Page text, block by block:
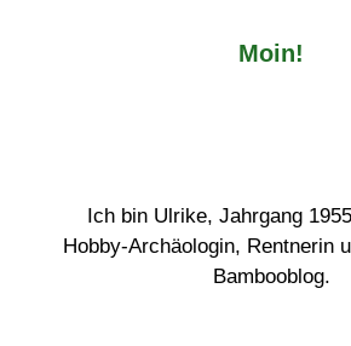
Moin!
Ich bin Ulrike, Jahrgang
Hobby-Archäologin, Rentnerin
Bambooblog.